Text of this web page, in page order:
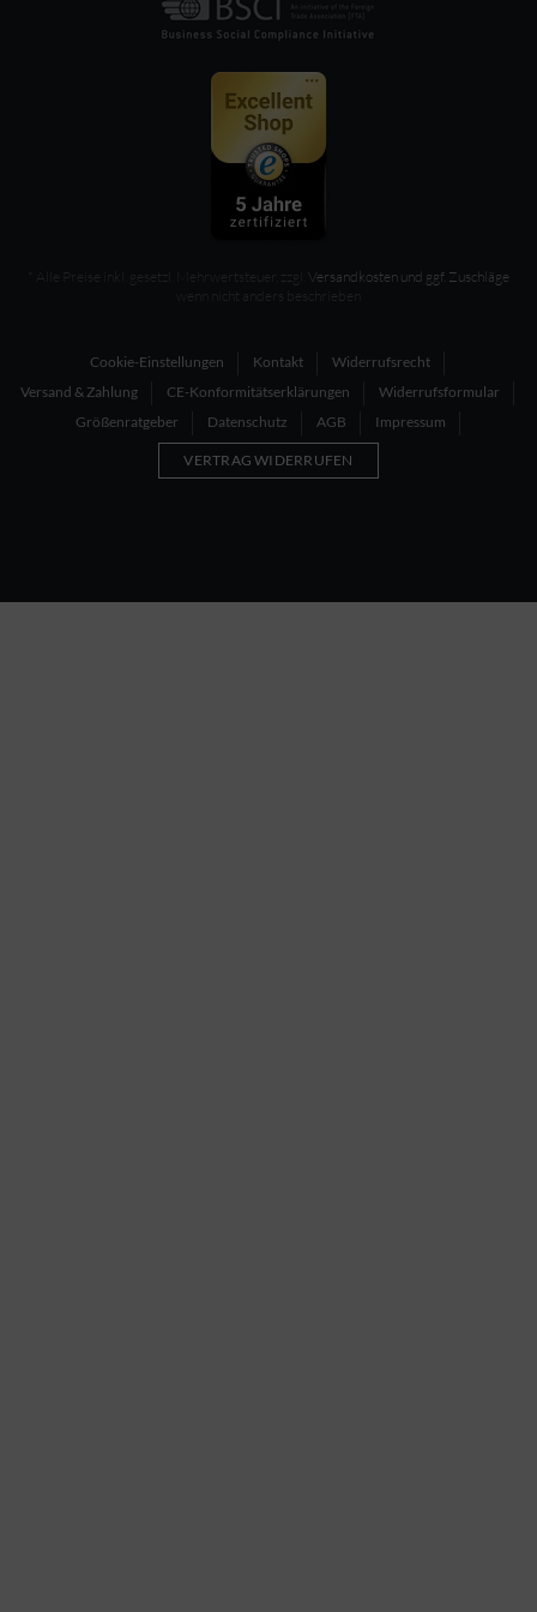
* Alle Preise inkl. gesetzl. Mehrwertsteuer, zzgl. Versandkosten und ggf. Zuschläge
wenn nicht anders beschrieben
Cookie-Einstellungen Kontakt
Widerrufsrecht
Versand & Zahlung
CE-Konformitätserklärungen
Widerrufsformular
Größenratgeber
Datenschutz AGB Impressum
VERTRAG WIDERRUFEN